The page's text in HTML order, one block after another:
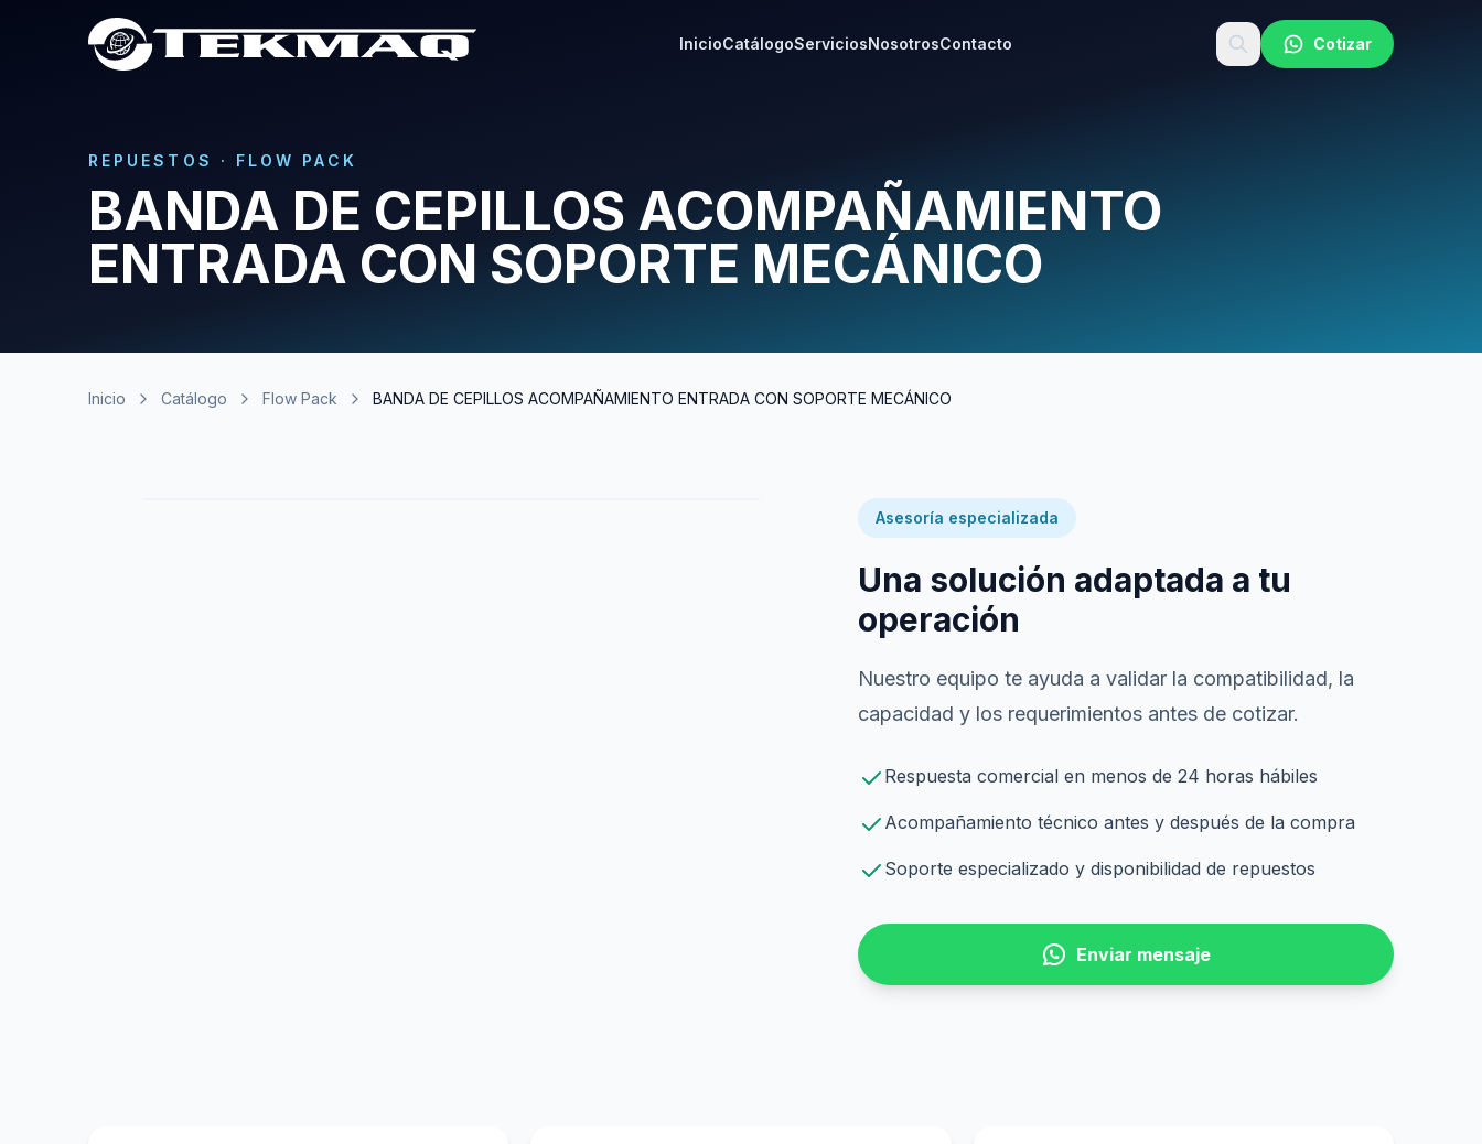
InicioCatálogoServiciosNosotrosContacto Cotizar
REPUESTOS · FLOW PACK
BANDA DE CEPILLOS ACOMPAÑAMIENTO
ENTRADA CON SOPORTE MECÁNICO
Inicio Catálogo Flow Pack BANDA DE CEPILLOS ACOMPAÑAMIENTO ENTRADA CON SOPORTE MECÁNICO
Asesoría especializada
Una solución adaptada a tu
operación
Nuestro equipo te ayuda a validar la compatibilidad, la
capacidad y los requerimientos antes de cotizar.
Respuesta comercial en menos de 24 horas hábiles
Acompañamiento técnico antes y después de la compra
Soporte especializado y disponibilidad de repuestos
Enviar mensaje